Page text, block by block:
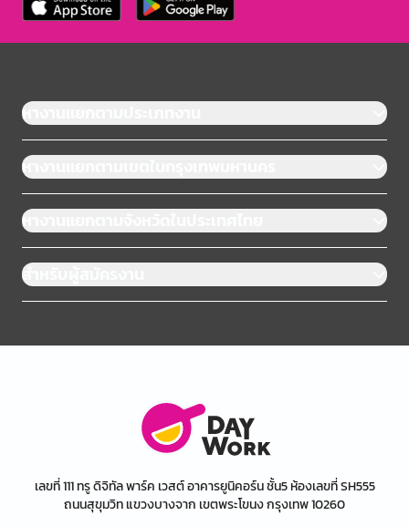
หางานแยกตามประเภทงาน
หางานแยกตามเขตในกรุงเทพมหานคร
หางานแยกตามจังหวัดในประเทศไทย
สำหรับผู้สมัครงาน
เลขที่ 111 ทรู ดิจิทัล พาร์ค เวสต์ อาคารยูนิคอร์น ชั้น5 ห้องเลขที่ SH555
ถนนสุขุมวิท แขวงบางจาก เขตพระโขนง กรุงเทพ 10260